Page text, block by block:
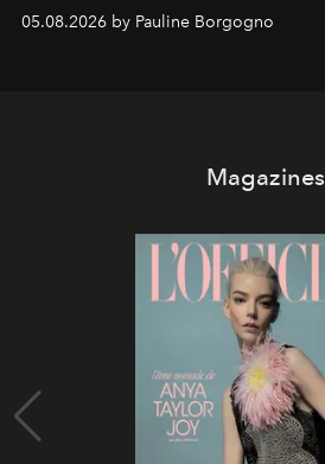
05.08.2026 by Pauline Borgogno
Magazines